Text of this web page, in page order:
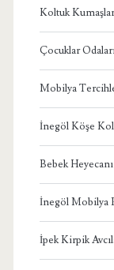
Koltuk
Çocuklar
Mobilya
İnegöl Köşe
Bebek Heyecanı
İnegöl Mobilya
İpek Kirpik